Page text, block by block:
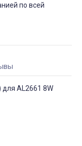
по всей
AL2661 8W